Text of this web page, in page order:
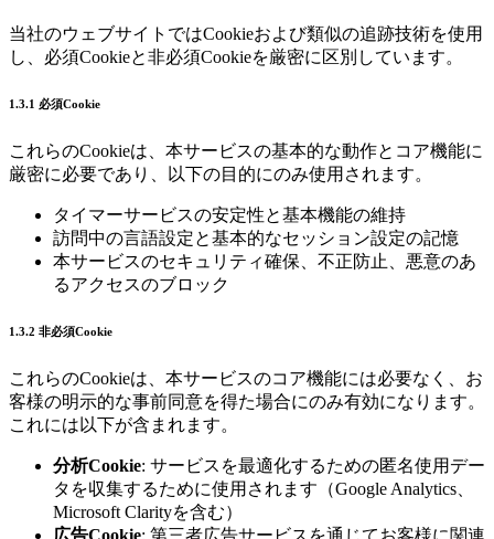
当社のウェブサイトではCookieおよび類似の追跡技術を使用
し、必須Cookieと非必須Cookieを厳密に区別しています。
1.3.1 必須Cookie
これらのCookieは、本サービスの基本的な動作とコア機能に
厳密に必要であり、以下の目的にのみ使用されます。
タイマーサービスの安定性と基本機能の維持
訪問中の言語設定と基本的なセッション設定の記憶
本サービスのセキュリティ確保、不正防止、悪意のあ
るアクセスのブロック
1.3.2 非必須Cookie
これらのCookieは、本サービスのコア機能には必要なく、お
客様の明示的な事前同意を得た場合にのみ有効になります。
これには以下が含まれます。
分析Cookie: サービスを最適化するための匿名使用デー
タを収集するために使用されます（Google Analytics、
Microsoft Clarityを含む）
広告Cookie: 第三者広告サービスを通じてお客様に関連